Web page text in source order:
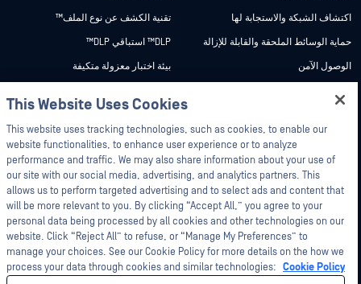
اكتشاف الشبكة والاستجابة لها
حماية الوسائط الملحقة والقابلة للإزالة
الوصول الآمن
الصفر
أمن البريد الإلكتروني
النقل المُدار للملفات
أنظمة التكنولوجيا التشغيلية والفيزيائية
السيبرانية
حلول عبر المجالات
ثنائيات البيانات وبوابات الأمان
حلول مُصنِّع المعدات الأصلية
فحص البرمجيات الخبيثة المحمولة
تقنية الكشف عن نوع الملف™
DLP™ استباقي DLP™
بيئة اختبار معزولة متكيفة
تقييم الثغرات الأمنية في الملفات
بلد المنشأ
فك ضغط الأرشيفات
مركز التكنولوجيا
مركز البحوث
الأكاديمية
نبذة عن الأكاديمية
This Website Uses Cookies
This website uses tracking technologies, such as cookies, to enable our
website functionalities, to enhance user experience or to analyze
performance and traffic. We may also share information about your use of
our site with our social media, advertising, and analytics partners. This
allows us to perform targeted advertising and to select ads and content that
will be more relevant to you. By clicking “Accept All,” you agree to your
personal data being processed by all cookies and other technologies on our
website. Click “Reject All” to refuse, or “Manage My Preferences” to
manage your choices. See our Cookie Policy for more details on the how we
process your data through cookies and similar technologies:
Cookie Policy
Hey there!
I'm Ozzy, your OPSWAT virtual assistant.
How can I help you secure what's critical
today?